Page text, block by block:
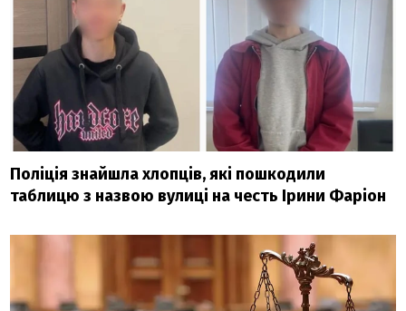
Поліція знайшла хлопців, які пошкодили
таблицю з назвою вулиці на честь Ірини Фаріон